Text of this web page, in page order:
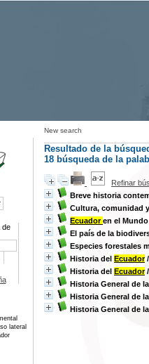
New search
Resultado de la
18 búsqueda de la
Refinar
Breve historia
Cultura, comunidad
Ecuadoren el Mundo
El país de la
Especies forestales
Historia del Ecuador/
Historia del Ecuador/
Historia General de
Historia General de
Historia General de
de
lateral